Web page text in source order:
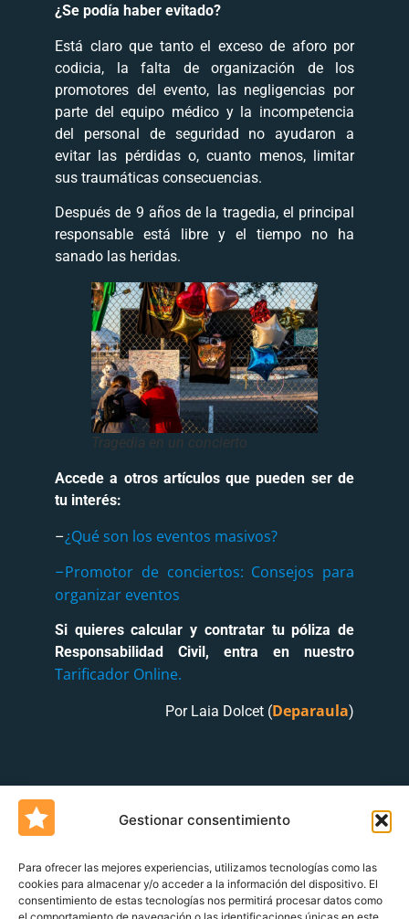
Gestionar consentimiento
Para ofrecer las mejores experiencias, utilizamos tecnologías como las
cookies para almacenar y/o acceder a la información del dispositivo. El
consentimiento de estas tecnologías nos permitirá procesar datos como
¿Se podía haber evitado?
Está claro que tanto el exceso de aforo por
codicia, la falta de organización de los
promotores del evento, las negligencias por
parte del equipo médico y la incompetencia
del personal de seguridad no ayudaron a
evitar las pérdidas o, cuanto menos, limitar
sus traumáticas consecuencias.
Después de 9 años de la tragedia, el principal
responsable está libre y el tiempo no ha
sanado las heridas.
Tragedia en un concierto
Accede a otros artículos que pueden ser de
tu interés:
–¿Qué son los eventos masivos?
–Promotor de conciertos: Consejos para
organizar eventos
Si quieres calcular y contratar tu póliza de
Responsabilidad Civil, entra en nuestro
Tarificador Online.
Por Laia Dolcet (Deparaula)
Un blog deUrquía&Bas